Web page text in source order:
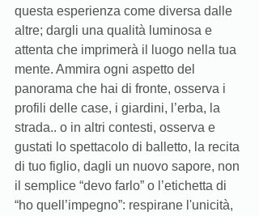
questa esperienza come diversa dalle
altre; dargli una qualità luminosa e
attenta che imprimerà il luogo nella tua
mente. Ammira ogni aspetto del
panorama che hai di fronte, osserva i
profili delle case, i giardini, l’erba, la
strada.. o in altri contesti, osserva e
gustati lo spettacolo di balletto, la recita
di tuo figlio, dagli un nuovo sapore, non
il semplice “devo farlo” o l’etichetta di
“ho quell’impegno”: respirane l'unicità,